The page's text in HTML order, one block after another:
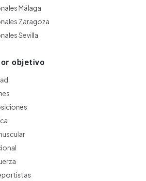
Málaga
Zaragoza
Sevilla
objetivo